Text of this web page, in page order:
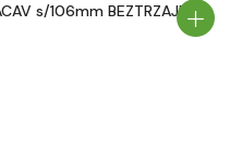
s/106mm BEZTRZAJNI